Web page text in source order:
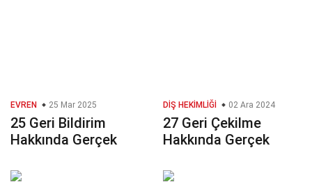
EVREN 25 Mar 2025
25 Geri Bildirim
Hakkında Gerçek
DIŞ HEKIMLIĞI 02 Ara 2024
27 Geri Çekilme
Hakkında Gerçek